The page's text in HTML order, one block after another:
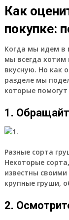
Как
покупке:
Когда мы идем в
мы всегда
вкусную. Но как
разделе мы
которые
1.
Разные сорта
Некоторые
известны
крупные груши,
2.